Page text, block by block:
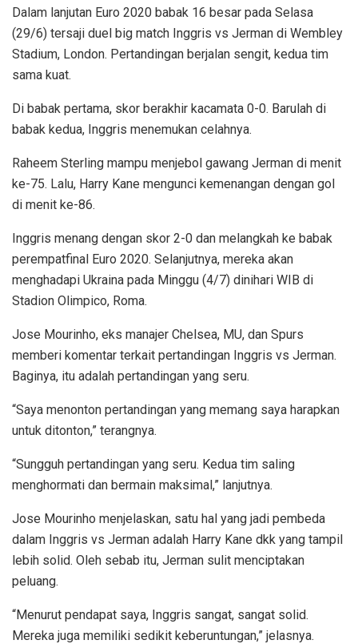
Dalam lanjutan Euro 2020 babak 16 besar pada Selasa
(29/6) tersaji duel big match Inggris vs Jerman di Wembley
Stadium, London. Pertandingan berjalan sengit, kedua tim
sama kuat.
Di babak pertama, skor berakhir kacamata 0-0. Barulah di
babak kedua, Inggris menemukan celahnya.
Raheem Sterling mampu menjebol gawang Jerman di menit
ke-75. Lalu, Harry Kane mengunci kemenangan dengan gol
di menit ke-86.
Inggris menang dengan skor 2-0 dan melangkah ke babak
perempatfinal Euro 2020. Selanjutnya, mereka akan
menghadapi Ukraina pada Minggu (4/7) dinihari WIB di
Stadion Olimpico, Roma.
Jose Mourinho, eks manajer Chelsea, MU, dan Spurs
memberi komentar terkait pertandingan Inggris vs Jerman.
Baginya, itu adalah pertandingan yang seru.
“Saya menonton pertandingan yang memang saya harapkan
untuk ditonton,” terangnya.
“Sungguh pertandingan yang seru. Kedua tim saling
menghormati dan bermain maksimal,” lanjutnya.
Jose Mourinho menjelaskan, satu hal yang jadi pembeda
dalam Inggris vs Jerman adalah Harry Kane dkk yang tampil
lebih solid. Oleh sebab itu, Jerman sulit menciptakan
peluang.
“Menurut pendapat saya, Inggris sangat, sangat solid.
Mereka juga memiliki sedikit keberuntungan,” jelasnya.